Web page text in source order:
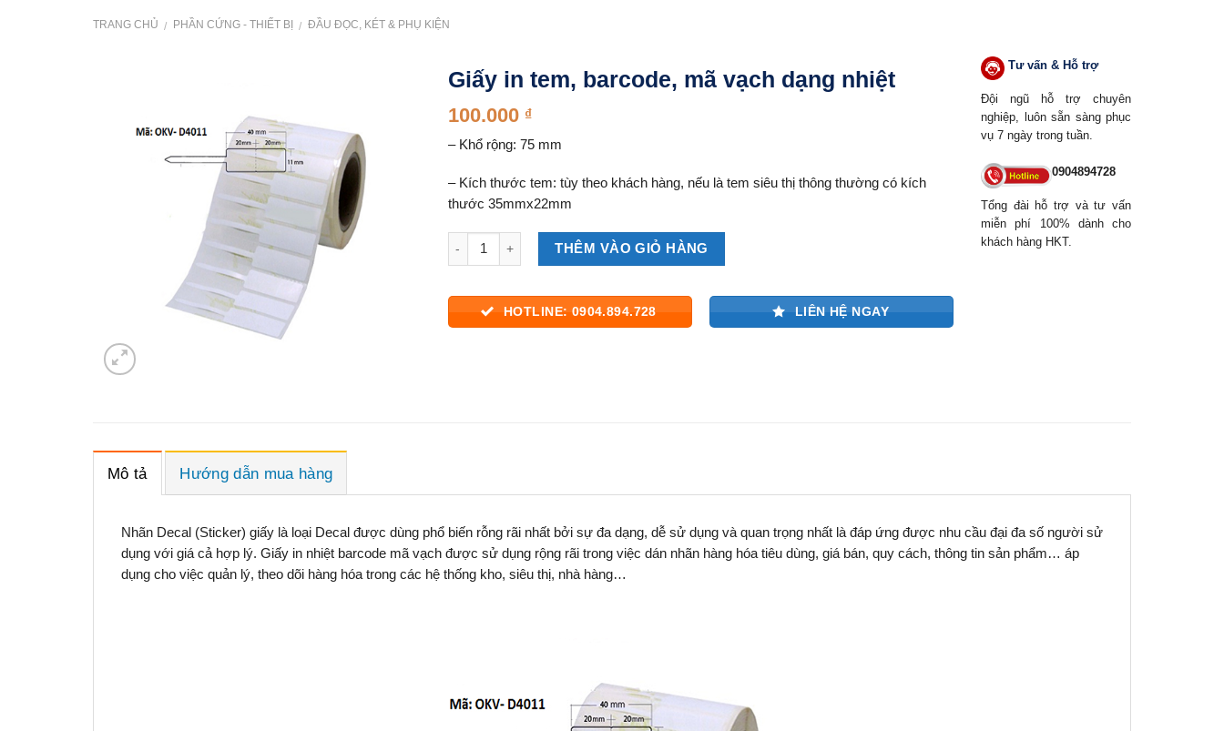
TRANG CHỦ / PHẦN CỨNG - THIẾT BỊ / ĐẦU ĐỌC, KÉT & PHỤ KIỆN
Giấy in tem, barcode, mã vạch dạng nhiệt
100.000 ₫
– Khổ rộng: 75 mm
– Kích thước tem: tùy theo khách hàng, nếu là tem siêu thị thông thường có kích
thước 35mmx22mm
Số lượng
THÊM VÀO GIỎ HÀNG
HOTLINE: 0904.894.728 LIÊN HỆ NGAY
Tư vấn & Hỗ trợ
Đội ngũ hỗ trợ chuyên
nghiệp, luôn sẵn sàng phục
vụ 7 ngày trong tuần.
0904894728
Tổng đài hỗ trợ và tư vấn
miễn phí 100% dành cho
khách hàng HKT.
Mô tả Hướng dẫn mua hàng
Nhãn Decal (Sticker) giấy là loại Decal được dùng phổ biến rỗng rãi nhất bởi sự đa dạng, dễ sử dụng và quan trọng nhất là đáp ứng được nhu cầu đại đa số người sử
dụng với giá cả hợp lý. Giấy in nhiệt barcode mã vạch được sử dụng rộng rãi trong việc dán nhãn hàng hóa tiêu dùng, giá bán, quy cách, thông tin sản phẩm… áp
dụng cho việc quản lý, theo dõi hàng hóa trong các hệ thống kho, siêu thị, nhà hàng…